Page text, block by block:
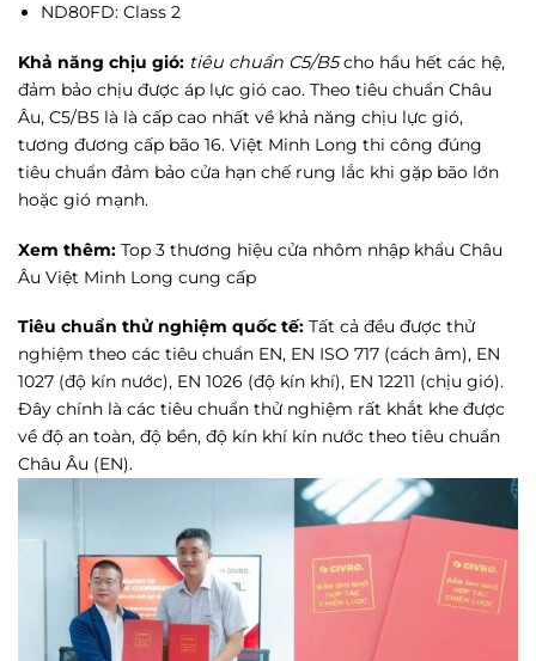
ND80FD: Class 2
Khả năng chịu gió: tiêu chuẩn C5/B5cho hầu hết các hệ,
đảm bảo chịu được áp lực gió cao. Theo tiêu chuẩn Châu
Âu, C5/B5 là là cấp cao nhất về khả năng chịu lực gió,
tương đương cấp bão 16. Việt Minh Long thi công đúng
tiêu chuẩn đảm bảo cửa hạn chế rung lắc khi gặp bão lớn
hoặc gió mạnh.
Xem thêm: Top 3 thương hiệu cửa nhôm nhập khẩu Châu
Âu Việt Minh Long cung cấp
Tiêu chuẩn thử nghiệm quốc tế: Tất cả đều được thử
nghiệm theo các tiêu chuẩn EN, EN ISO 717 (cách âm), EN
1027 (độ kín nước), EN 1026 (độ kín khí), EN 12211 (chịu gió).
Đây chính là các tiêu chuẩn thử nghiệm rất khắt khe được
về độ an toàn, độ bền, độ kín khí kín nước theo tiêu chuẩn
Châu Âu (EN).